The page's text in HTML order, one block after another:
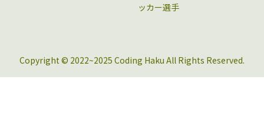
ッカー選手
Copyright © 2022~2025 Coding Haku All Rights Reserved.